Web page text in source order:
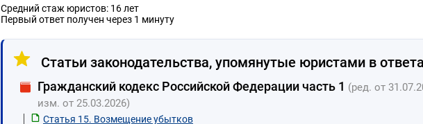
Средний стаж юристов: 16 лет
Первый ответ получен через 1 минуту
Статьи законодательства, упомянутые юристами в
Гражданский кодекс Российской Федерации часть 1 (ред. от
изм. от 25.03.2026)
Статья 15. Возмещение убытков